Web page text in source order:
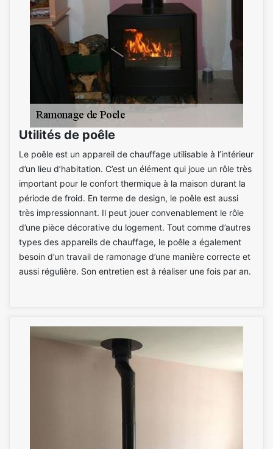
Utilités de poêle
Le poêle est un appareil de chauffage utilisable à l’intérieur
d’un lieu d’habitation. C’est un élément qui joue un rôle très
important pour le confort thermique à la maison durant la
période de froid. En terme de design, le poêle est aussi
très impressionnant. Il peut jouer convenablement le rôle
d’une pièce décorative du logement. Tout comme d’autres
types des appareils de chauffage, le poêle a également
besoin d’un travail de ramonage d’une manière correcte et
aussi régulière. Son entretien est à réaliser une fois par an.